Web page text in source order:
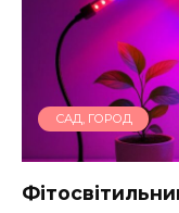
САД, ГОРОД